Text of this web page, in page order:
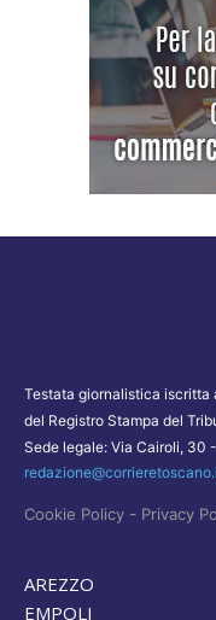
Testata giornalistica iscritta
del Registro Stampa del
Sede legale: Via Cairoli, 30
Cookie Policy - Privacy
AREZZO
EMPOLI